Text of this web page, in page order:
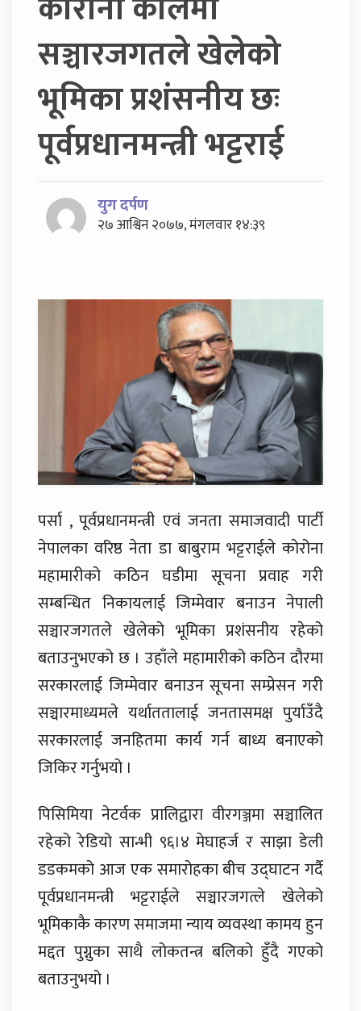
सञ्चारजगतले खेलेको
भूमिका प्रशंसनीय छः
पूर्वप्रधानमन्त्री भट्टराई
युग दर्पण
२७ आश्विन २०७७, मंगलवार १४:३९
पर्सा , पूर्वप्रधानमन्त्री एवं जनता समाजवादी पार्टी
नेपालका वरिष्ठ नेता डा बाबुराम भट्टराईले कोरोना
महामारीको कठिन घडीमा सूचना प्रवाह गरी
सम्बन्धित निकायलाई जिम्मेवार बनाउन नेपाली
सञ्चारजगतले खेलेको भूमिका प्रशंसनीय रहेको
बताउनुभएको छ । उहाँले महामारीको कठिन दौरमा
सरकारलाई जिम्मेवार बनाउन सूचना सम्प्रेसन गरी
सञ्चारमाध्यमले यर्थाततालाई जनतासमक्ष पुर्याउँदै
सरकारलाई जनहितमा कार्य गर्न बाध्य बनाएको
जिकिर गर्नुभयो ।
पिसिमिया नेटर्वक प्रालिद्वारा वीरगञ्जमा सञ्चालित
रहेको रेडियो सान्भी ९६।४ मेघाहर्ज र साझा डेली
डडकमको आज एक समारोहका बीच उद्घाटन गर्दै
पूर्वप्रधानमन्त्री भट्टराईले सञ्चारजगत्ले खेलेको
भूमिकाकै कारण समाजमा न्याय व्यवस्था कामय हुन
मद्दत पुग्नुका साथै लोकतन्त्र बलिको हुँदै गएको
बताउनुभयो ।